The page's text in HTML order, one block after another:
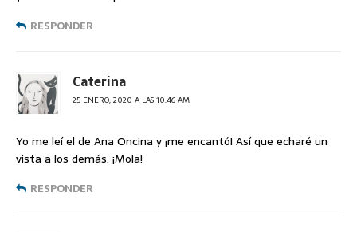
RESPONDER
Caterina
25 ENERO, 2020 A LAS 10:46 AM
Yo me leí el de Ana Oncina y ¡me encantó! Así que echaré un
vista a los demás. ¡Mola!
RESPONDER